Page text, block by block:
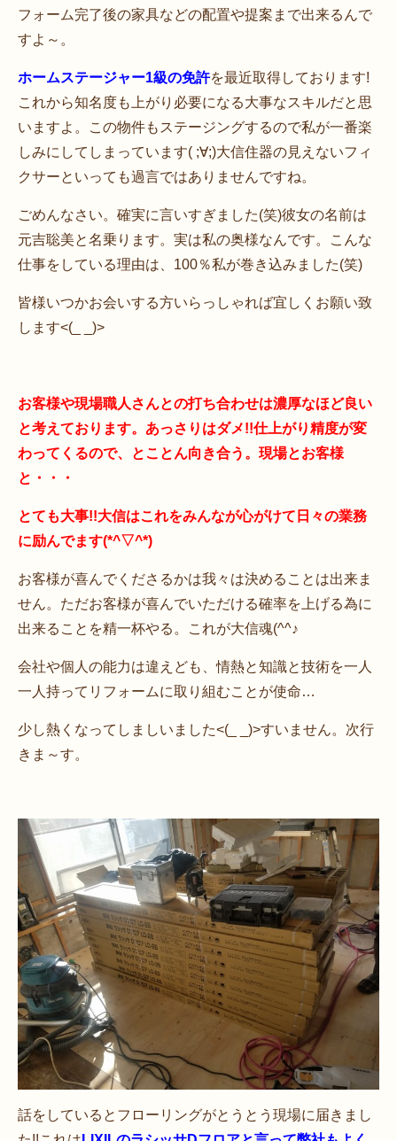
フォーム完了後の家具などの配置や提案まで出来るんで
すよ～。
ホームステージャー1級の免許を最近取得しております!
これから知名度も上がり必要になる大事なスキルだと思
いますよ。この物件もステージングするので私が一番楽
しみにしてしまっています( ;∀;)大信住器の見えないフィ
クサーといっても過言ではありませんですね。
ごめんなさい。確実に言いすぎました(笑)彼女の名前は
元吉聡美と名乗ります。実は私の奥様なんです。こんな
仕事をしている理由は、100％私が巻き込みました(笑)
皆様いつかお会いする方いらっしゃれば宜しくお願い致
します<(_ _)>
お客様や現場職人さんとの打ち合わせは濃厚なほど良い
と考えております。あっさりはダメ!!仕上がり精度が変
わってくるので、とことん向き合う。現場とお客様
と・・・
とても大事!!大信はこれをみんなが心がけて日々の業務
に励んでます(*^▽^*)
お客様が喜んでくださるかは我々は決めることは出来ま
せん。ただお客様が喜んでいただける確率を上げる為に
出来ることを精一杯やる。これが大信魂(^^♪
会社や個人の能力は違えども、情熱と知識と技術を一人
一人持ってリフォームに取り組むことが使命…
少し熱くなってしましいました<(_ _)>すいません。次行
きま～す。
話をしているとフローリングがとうとう現場に届きまし